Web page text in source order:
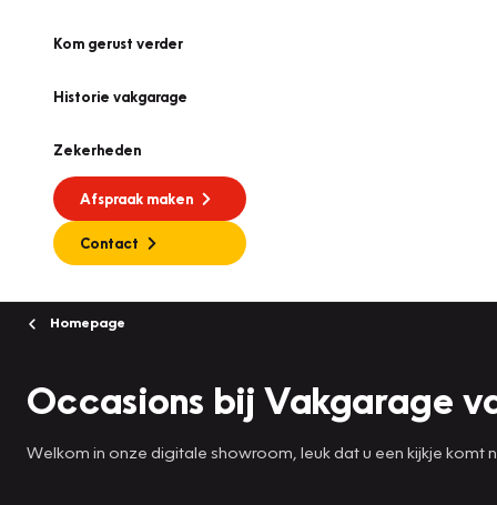
Kom gerust verder
Historie vakgarage
Zekerheden
Afspraak maken
Contact
Homepage
Occasions bij Vakgarage
Welkom in onze digitale showroom, leuk dat u een kijkje komt